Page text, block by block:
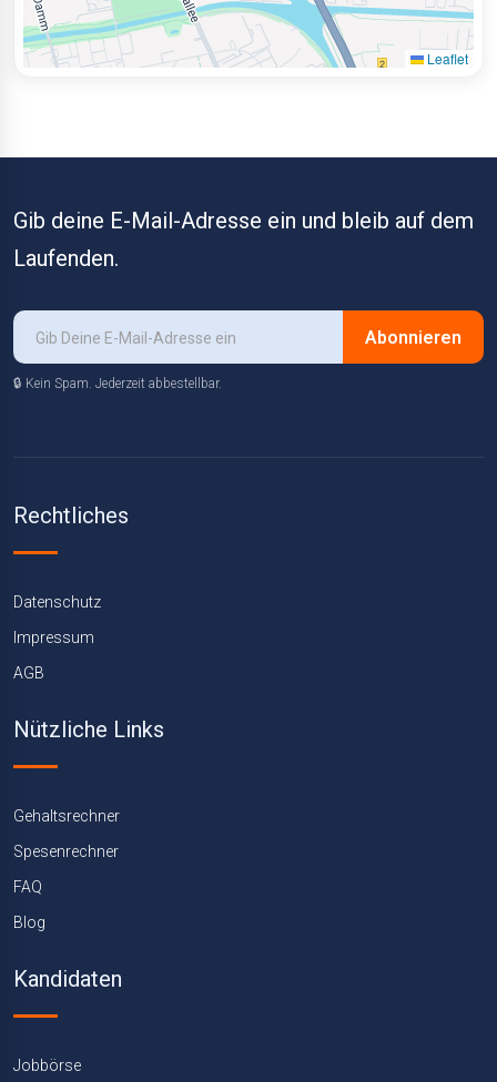
Leaflet
Gib deine E-Mail-Adresse ein und bleib auf dem
Laufenden.
Abonnieren
🔒 Kein Spam. Jederzeit abbestellbar.
Rechtliches
Datenschutz
Impressum
AGB
Nützliche Links
Gehaltsrechner
Spesenrechner
FAQ
Blog
Kandidaten
Jobbörse